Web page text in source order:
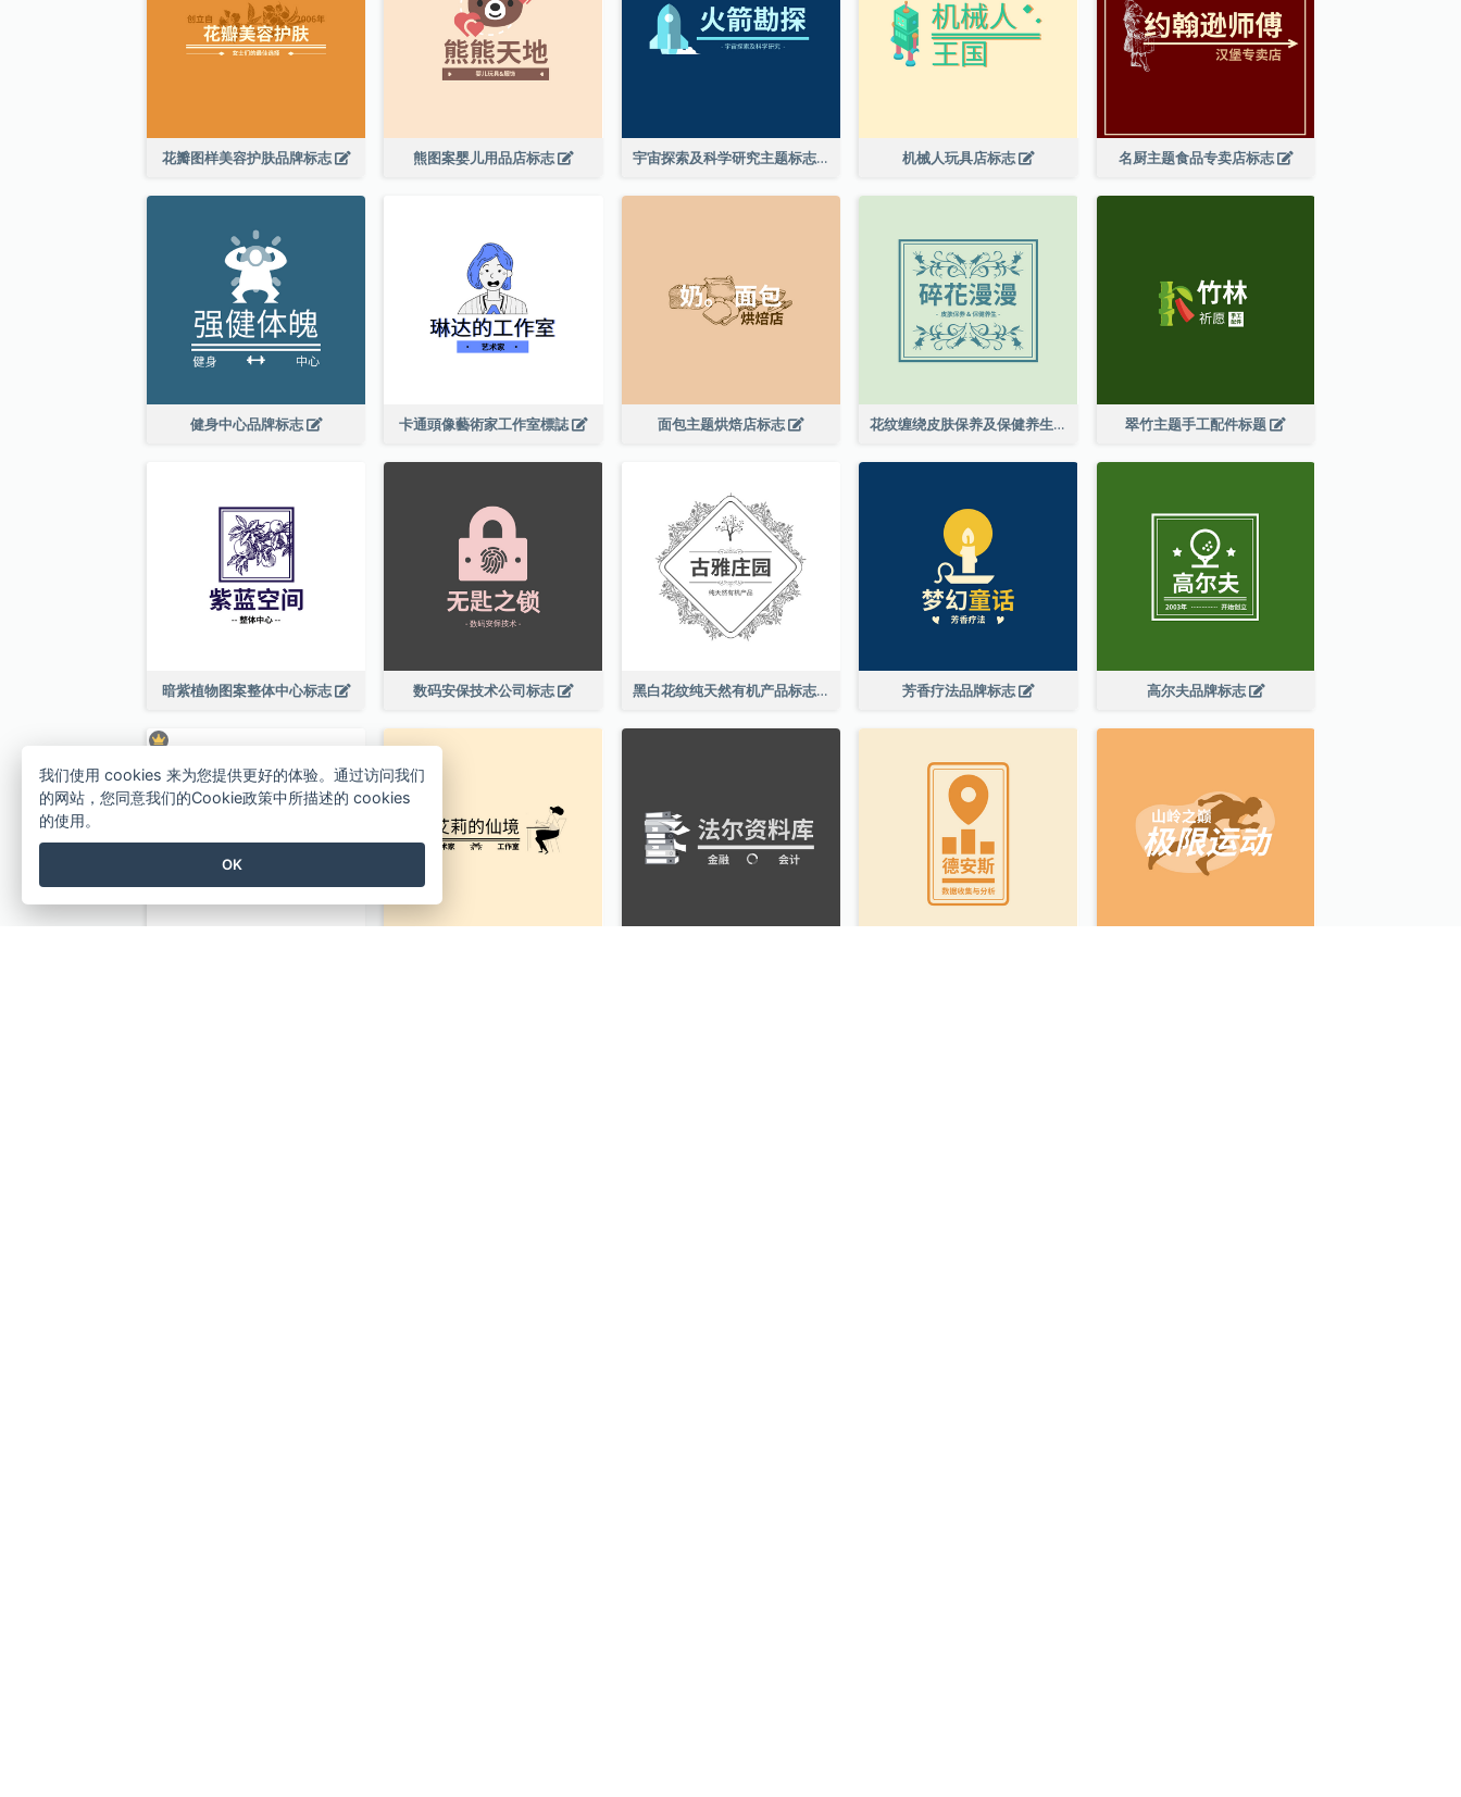
花瓣图样美容护肤品牌标志 熊图案婴儿用品店标志 宇宙探索及科学研究主题标志设计 机械人玩具店标志 名厨主题食品专卖店标志
健身中心品牌标志 卡通頭像藝術家工作室標誌 面包主题烘焙店标志 花纹缠绕皮肤保养及保健养生标志设计 翠竹主题手工配件标题
暗紫植物图案整体中心标志 数码安保技术公司标志 黑白花纹纯天然有机产品标志 芳香疗法品牌标志 高尔夫品牌标志
我们使用 cookies 来为您提供更好的体验。通过访问我们
的网站，您同意我们的Cookie政策中所描述的 cookies
的使用。
OK